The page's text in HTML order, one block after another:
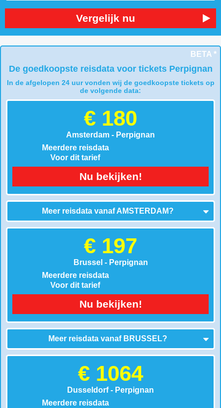
Vergelijk nu
BETA *
De goedkoopste reisdata voor tickets Perpignan
In de afgelopen 24 uur vonden wij de goedkoopste tickets op
de volgende data:
€ 180
Amsterdam - Perpignan
Meerdere reisdata
Voor dit tarief
Nu bekijken!
Meer reisdata vanafAMSTERDAM?
€ 197
Brussel - Perpignan
Meerdere reisdata
Voor dit tarief
Nu bekijken!
Meer reisdata vanaf BRUSSEL?
€ 1064
Dusseldorf - Perpignan
Meerdere reisdata